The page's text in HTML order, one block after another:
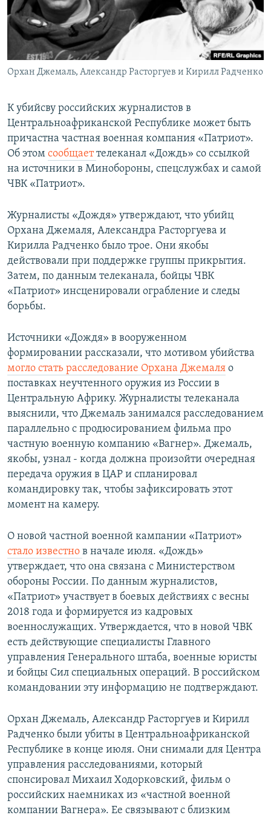
СПОРТ
МИР
БЛОГИ
ГОЛОСА
ЧИТАЕМ ПРЕССУ
АРХИВ РАДИОПРОГРАММЫ
Все сайты РСЕ/РС
Орхан Джемаль, Александр Расторгуев и Кирилл Радченко
К убийсву российских журналистов в
Центральноафриканской Республике может быть
причастна частная военная компания «Патриот».
Об этом сообщаеттелеканал «Дождь» со ссылкой
на источники в Минобороны, спецслужбах и самой
ЧВК «Патриот».
Журналисты «Дождя» утверждают, что убийц
Орхана Джемаля, Александра Расторгуева и
Кирилла Радченко было трое. Они якобы
действовали при поддержке группы прикрытия.
Затем, по данным телеканала, бойцы ЧВК
«Патриот» инсценировали ограбление и следы
борьбы.
Источники «Дождя» в вооруженном
формировании рассказали, что мотивом убийства
могло стать расследование Орхана Джемаля о
поставках неучтенного оружия из России в
Центральную Африку. Журналисты телеканала
выяснили, что Джемаль занимался расследованием
параллельно с продюсированием фильма про
частную военную компанию «Вагнер». Джемаль,
якобы, узнал - когда должна произойти очередная
передача оружия в ЦАР и спланировал
командировку так, чтобы зафиксировать этот
момент на камеру.
О новой частной военной кампании «Патриот»
стало известно в начале июля. «Дождь»
утверждает, что она связана с Министерством
обороны России. По данным журналистов,
«Патриот» участвует в боевых действиях с весны
2018 года и формируется из кадровых
военнослужащих. Утверждается, что в новой ЧВК
есть действующие специалисты Главного
управления Генерального штаба, военные юристы
и бойцы Сил специальных операций. В российском
командовании эту информацию не подтверждают.
Орхан Джемаль, Александр Расторгуев и Кирилл
Радченко были убиты в Центральноафриканской
Республике в конце июля. Они снимали для Центра
управления расследованиями, который
спонсировал Михаил Ходорковский, фильм о
российских наемниках из «частной военной
компании Вагнера». Ее связывают с близким